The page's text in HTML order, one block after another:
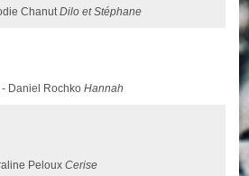
ChanutDilo et Stéphane
- Daniel RochkoHannah
PelouxCerise